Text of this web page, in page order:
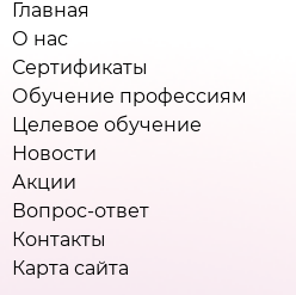
Главная
О нас
Сертификаты
Обучение профессиям
Целевое обучение
Новости
Акции
Вопрос-ответ
Контакты
Карта сайта